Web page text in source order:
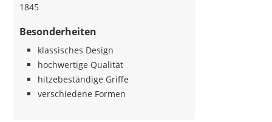
1845
Besonderheiten
klassisches Design
hochwertige Qualität
hitzebeständige Griffe
verschiedene Formen